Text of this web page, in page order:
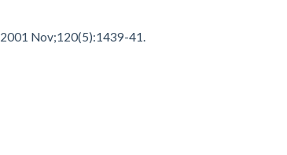
2001 Nov;120(5):1439-41.